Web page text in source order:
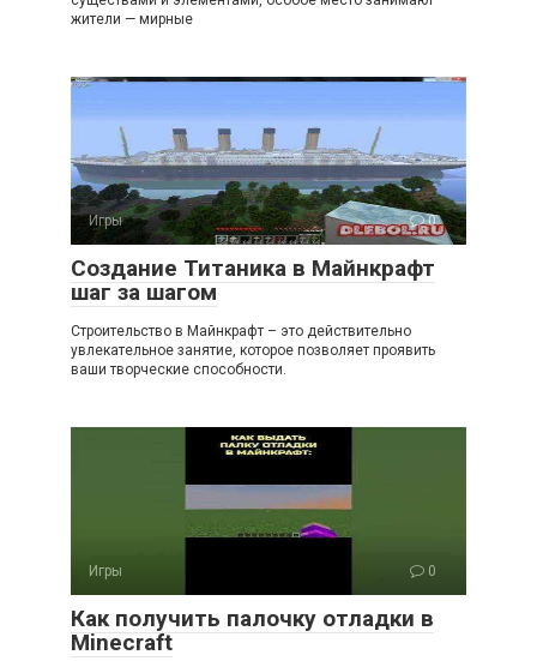
жители — мирные
Игры 0
Создание Титаника в Майнкрафт
шаг за шагом
Строительство в Майнкрафт – это действительно
увлекательное занятие, которое позволяет проявить
ваши творческие способности.
Игры 0
Как получить палочку отладки в
Minecraft